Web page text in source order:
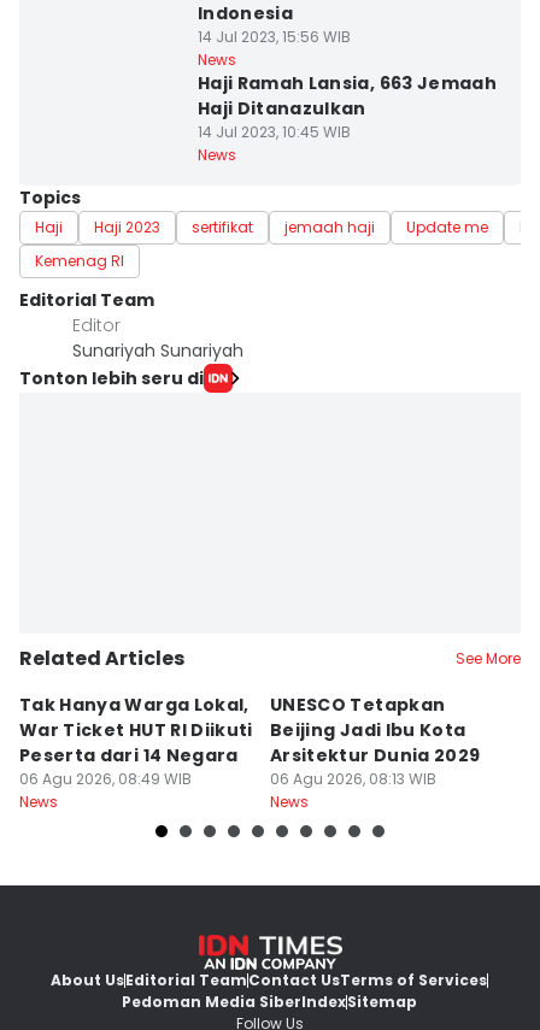
Indonesia
14 Jul 2023, 15:56 WIB
News
Haji Ramah Lansia, 663 Jemaah
Haji Ditanazulkan
14 Jul 2023, 10:45 WIB
News
Topics
Haji Haji 2023 sertifikat jemaah haji Update me
Kemenag RI
Editorial Team
Editor
Sunariyah Sunariyah
Tonton lebih seru di
Related Articles See More
Tak Hanya Warga Lokal,
War Ticket HUT RI Diikuti
Peserta dari 14 Negara
06 Agu 2026, 08:49 WIB
News
UNESCO Tetapkan
Beijing Jadi Ibu Kota
Arsitektur Dunia 2029
06 Agu 2026, 08:13 WIB
News
About UsEditorial TeamContact UsTerms of Services
Pedoman Media SiberIndexSitemap
Follow Us